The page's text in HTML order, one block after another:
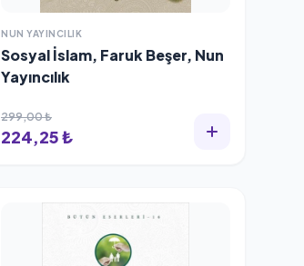
NUN YAYINCILIK
Sosyal İslam, Faruk Beşer, Nun
Yayıncılık
299,00 ₺
224,25 ₺